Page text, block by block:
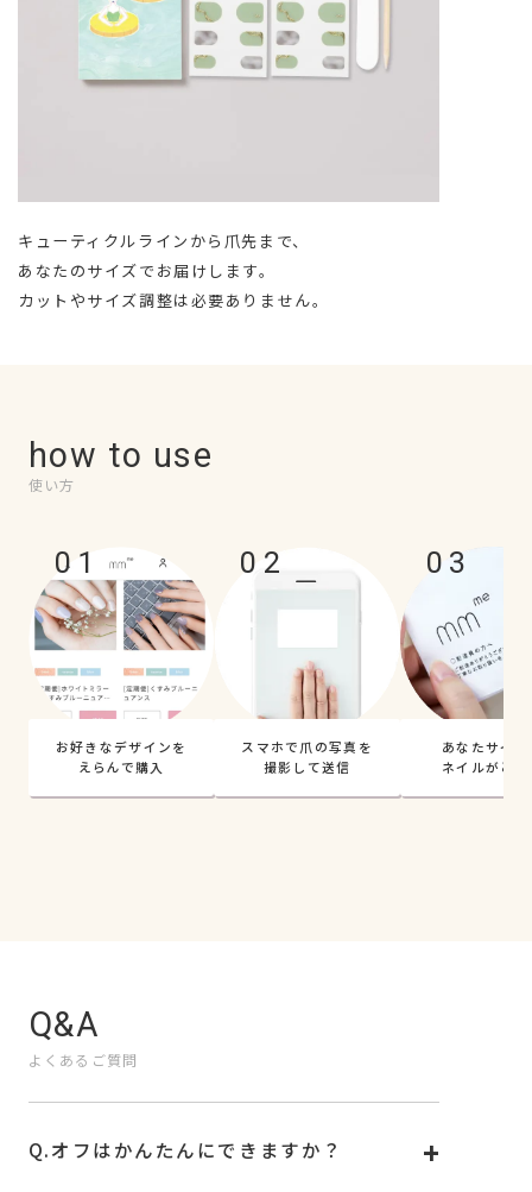
キューティクルラインから爪先まで、
あなたのサイズでお届けします。
カットやサイズ調整は必要ありません。
how to use
使い方
01
お好きなデザインを
えらんで購入
02
スマホで爪の写真を
撮影して送信
03
あなたサイ
ネイルがと
Q&A
よくあるご質問
Q.オフはかんたんにできますか？